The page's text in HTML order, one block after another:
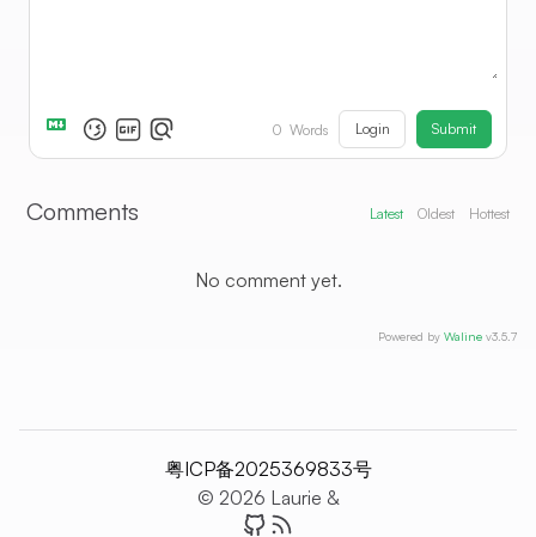
0 Words Login Submit
Comments Latest Oldest Hottest
No comment yet.
Powered by Waline v3.5.7
粤ICP备2025369833号
© 2026 Laurie &